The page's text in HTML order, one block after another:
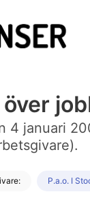
4 januari
P.a.o. I